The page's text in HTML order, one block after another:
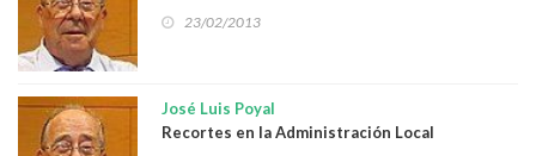
23/02/2013
José Luis Poyal
Recortes en la Administración Local